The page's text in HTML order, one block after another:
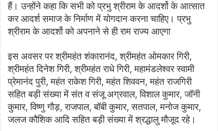
हैं। उन्होंने कहा कि सभी को प्रभु श्रीराम के आदर्शो के आत्सात
कर आदर्श समाज के निर्माण में योगदान करना चाहिए। प्रभु
श्रीराम के आदर्शो को अपनाने से ही राम राज्य आएगा
इस अवसर पर श्रीमहंत शंकारानंद, श्रीमहंत ओमकार गिरी,
श्रीमहंत दिनेश गिरी, श्रीमहंत राधे गिरी, महामंडलेश्वर स्वामी
प्रेमानंद पुरी, महंत राकेश गिरी, महंत शिववन, महंत राजगिरी
सहित बड़ी संख्या में संत व संजू अग्रवाल, विशाल कुमार, जॉनी
कुमार, विष्णु गौड़, राजपाल, बॉबी कुमार, सतपाल, मनोज कुमार,
जलज कौशिक आदि सहित बड़ी संख्या में श्रद्धालु मौजूद रहे।